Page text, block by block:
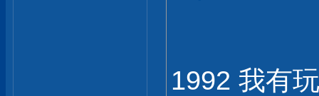
1992 我有